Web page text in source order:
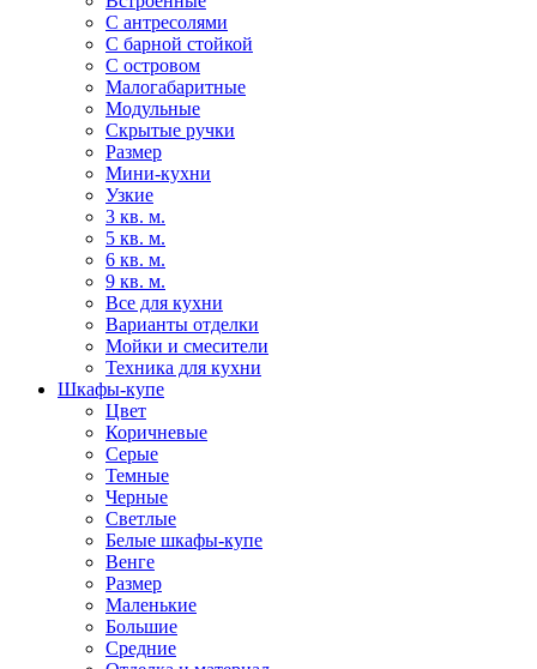
С антресолями
С барной стойкой
С островом
Малогабаритные
Модульные
Скрытые ручки
Размер
Мини-кухни
Узкие
3 кв. м.
5 кв. м.
6 кв. м.
9 кв. м.
Все для кухни
Варианты отделки
Мойки и смесители
Техника для кухни
Шкафы-купе
Цвет
Коричневые
Серые
Темные
Черные
Светлые
Белые шкафы-купе
Венге
Размер
Маленькие
Большие
Средние